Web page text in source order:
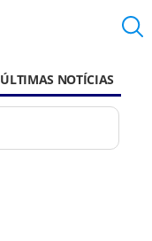
ÚLTIMAS NOTÍCIAS